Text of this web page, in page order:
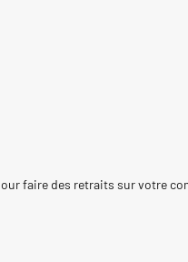
faire des retraits sur votre